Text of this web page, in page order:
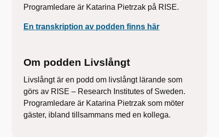
Programledare är Katarina Pietrzak på RISE.
En transkription av podden finns här
Om podden Livslångt
Livslångt är en podd om livslångt lärande som
görs av RISE – Research Institutes of Sweden.
Programledare är Katarina Pietrzak som möter
gäster, ibland tillsammans med en kollega.